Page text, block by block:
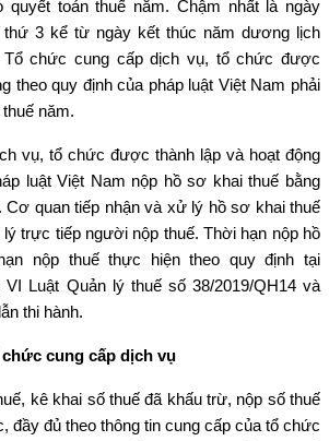
quyết toán thuế năm. Chậm nhất là ngày
thứ 3 kể từ ngày kết thúc năm dương lịch
Tổ chức cung cấp dịch vụ, tổ chức được
theo quy định của pháp luật Việt Nam phải
năm.
vụ, tổ chức được thành lập và hoạt động
luật Việt Nam nộp hồ sơ khai thuế bằng
quan tiếp nhận và xử lý hồ sơ khai thuế
trực tiếp người nộp thuế. Thời hạn nộp hồ
nộp thuế thực hiện theo quy định tại
Luật Quản lý thuế số 38/2019/QH14 và
thi hành.
cung cấp dịch vụ
kê khai số thuế đã khấu trừ, nộp số thuế
đầy đủ theo thông tin cung cấp của tổ chức